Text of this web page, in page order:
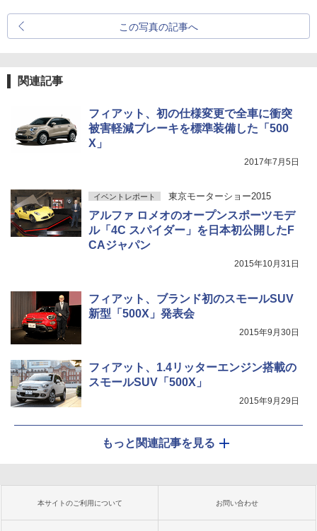
この写真の記事へ
関連記事
フィアット、初の仕様変更で全車に衝突
被害軽減ブレーキを標準装備した「500
X」
2017年7月5日
イベントレポート 東京モーターショー2015
アルファ ロメオのオープンスポーツモデ
ル「4C スパイダー」を日本初公開したF
CAジャパン
2015年10月31日
フィアット、ブランド初のスモールSUV
新型「500X」発表会
2015年9月30日
フィアット、1.4リッターエンジン搭載の
スモールSUV「500X」
2015年9月29日
もっと関連記事を見る
本サイトのご利用について お問い合わせ